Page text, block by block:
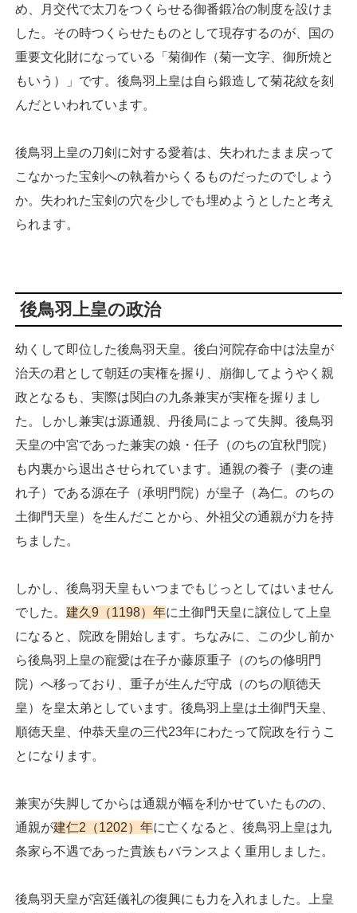
め、月交代で太刀をつくらせる御番鍛冶の制度を設けま
した。その時つくらせたものとして現存するのが、国の
重要文化財になっている「菊御作（菊一文字、御所焼と
もいう）」です。後鳥羽上皇は自ら鍛造して菊花紋を刻
んだといわれています。
後鳥羽上皇の刀剣に対する愛着は、失われたまま戻って
こなかった宝剣への執着からくるものだったのでしょう
か。失われた宝剣の穴を少しでも埋めようとしたと考え
られます。
後鳥羽上皇の政治
幼くして即位した後鳥羽天皇。後白河院存命中は法皇が
治天の君として朝廷の実権を握り、崩御してようやく親
政となるも、実際は関白の九条兼実が実権を握りまし
た。しかし兼実は源通親、丹後局によって失脚。後鳥羽
天皇の中宮であった兼実の娘・任子（のちの宜秋門院）
も内裏から退出させられています。通親の養子（妻の連
れ子）である源在子（承明門院）が皇子（為仁。のちの
土御門天皇）を生んだことから、外祖父の通親が力を持
ちました。
しかし、後鳥羽天皇もいつまでもじっとしてはいません
でした。 建久9（1198）年に土御門天皇に譲位して上皇
になると、院政を開始します。ちなみに、この少し前か
ら後鳥羽上皇の寵愛は在子か藤原重子（のちの修明門
院）へ移っており、重子が生んだ守成（のちの順徳天
皇）を皇太弟としています。後鳥羽上皇は土御門天皇、
順徳天皇、仲恭天皇の三代23年にわたって院政を行うこ
とになります。
兼実が失脚してからは通親が幅を利かせていたものの、
通親が建仁2（1202）年に亡くなると、後鳥羽上皇は九
条家ら不遇であった貴族もバランスよく重用しました。
後鳥羽天皇が宮廷儀礼の復興にも力を入れました。上皇